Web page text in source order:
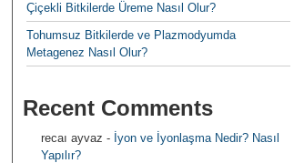
Çiçekli Bitkilerde Üreme Nasıl Olur?
Tohumsuz Bitkilerde ve Plazmodyumda
Metagenez Nasıl Olur?
Recent Comments
recaı ayvaz - İyon ve İyonlaşma Nedir? Nasıl
Yapılır?